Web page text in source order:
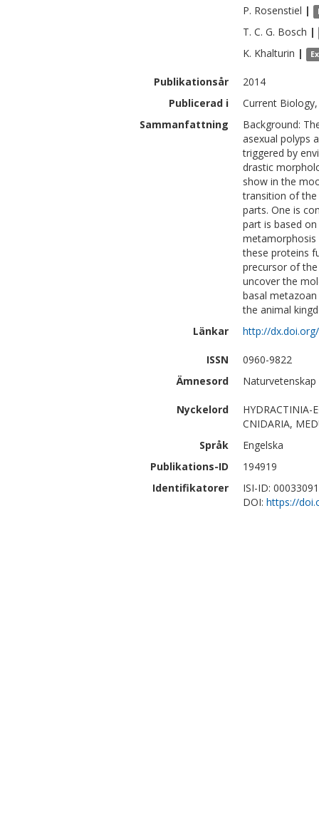
P. Rosenstiel |
T. C. G. Bosch |
K. Khalturin |
Publikationsår
2014
Publicerad i
Current
Sammanfattning
Background:
asexual polyps
triggered by
drastic
show in the
transition of
parts. One is
part is based
metamorphosis
these proteins
precursor of
uncover the
basal
the animal
Länkar
http://
ISSN
0960-9822
Ämnesord
Nyckelord
HYDRACTINIA-
CNIDARIA,
Språk
Engelska
Publikations-ID
194919
Identifikatorer
ISI-ID:
DOI: https://